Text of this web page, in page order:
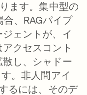
ます。集中型の
、RAGパイプ
ェントが、イ
クセスコント
し、シャドー
。非人間アイ
るには、そのデ